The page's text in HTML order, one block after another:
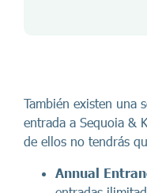
También existen una
entrada a Sequoia &
de ellos no tendrás
Annual